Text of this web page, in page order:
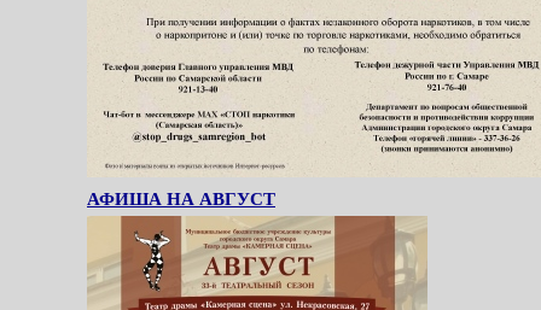
АФИША НА АВГУСТ